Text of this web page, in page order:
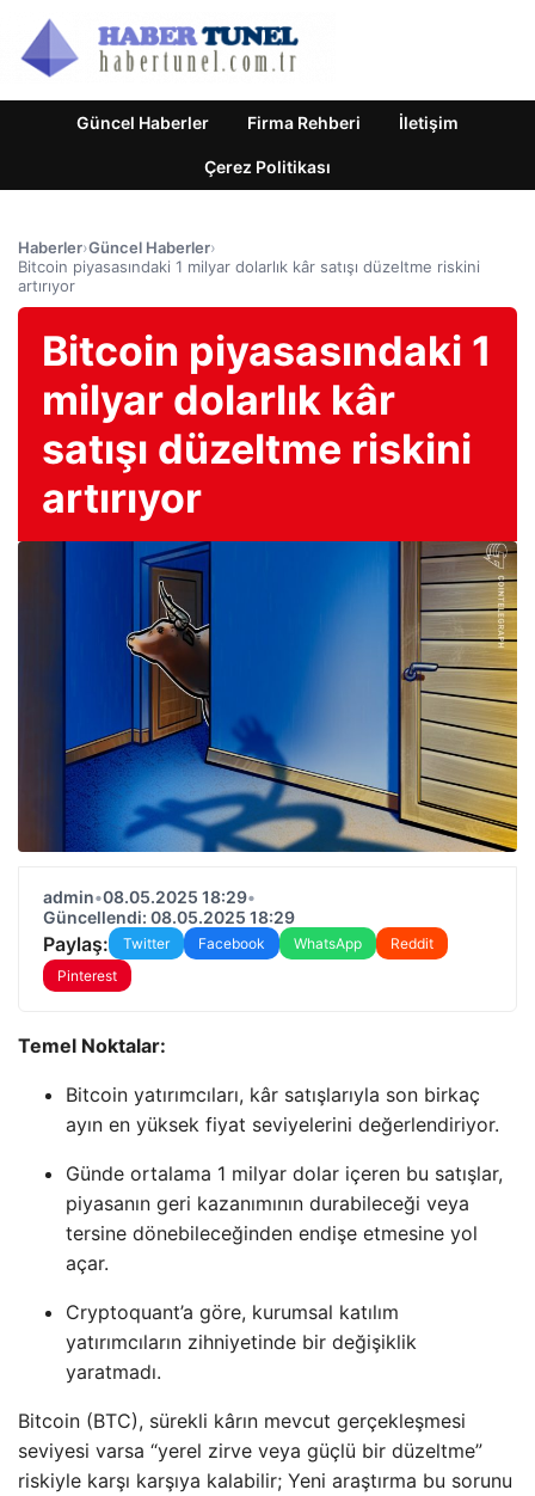
Güncel Haberler Firma Rehberi İletişim
Çerez Politikası
Haberler›Güncel Haberler›
Bitcoin piyasasındaki 1 milyar dolarlık kâr satışı düzeltme riskini
artırıyor
Bitcoin piyasasındaki 1
milyar dolarlık kâr
satışı düzeltme riskini
artırıyor
admin•08.05.2025 18:29•
Güncellendi: 08.05.2025 18:29
Paylaş: Twitter Facebook WhatsApp
Reddit
Pinterest
Temel Noktalar:
Bitcoin yatırımcıları, kâr satışlarıyla son birkaç
ayın en yüksek fiyat seviyelerini değerlendiriyor.
Günde ortalama 1 milyar dolar içeren bu satışlar,
piyasanın geri kazanımının durabileceği veya
tersine dönebileceğinden endişe etmesine yol
açar.
Cryptoquant’a göre, kurumsal katılım
yatırımcıların zihniyetinde bir değişiklik
yaratmadı.
Bitcoin (BTC), sürekli kârın mevcut gerçekleşmesi
seviyesi varsa “yerel zirve veya güçlü bir düzeltme”
riskiyle karşı karşıya kalabilir; Yeni araştırma bu sorunu